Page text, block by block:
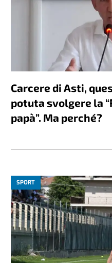
Carcere di Asti,
potuta svolgere la
papà”. Ma perché?
SPORT